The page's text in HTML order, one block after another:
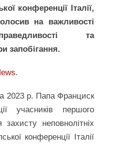
конференції Італії,
на важливості
та
запобігання.
.
2023 р. Папа Франциск
учасників першого
неповнолітніх
конференції Італії